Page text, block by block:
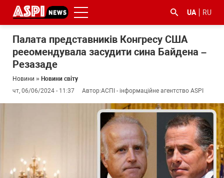
UA RU
Палата представників Конгресу США
рееомендувала засудити сина Байдена –
Резазаде
Новини » Новини світу
чт, 06/06/2024 - 11:37
Автор:АСПІ - інформаційне агентство ASPI
#ДФС #Київ #коронавірус